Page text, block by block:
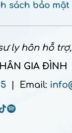
sách bảo mật
ly hôn hỗ
GIA ĐÌNH
| Email: